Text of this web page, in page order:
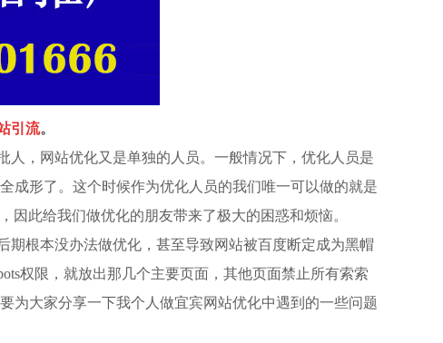
引流。
，网站优化又是单独的人员。一般情况下，优化人员是
成形了。这个时候作为优化人员的我们唯一可以做的就是
因此给我们做优化的朋友带来了极大的困惑和烦恼。
根本没办法做优化，甚至导致网站被百度断定成为黑帽
权限，就放出那几个主要页面，其他页面禁止所有索索
为大家分享一下我个人做宜宾网站优化中遇到的一些问题